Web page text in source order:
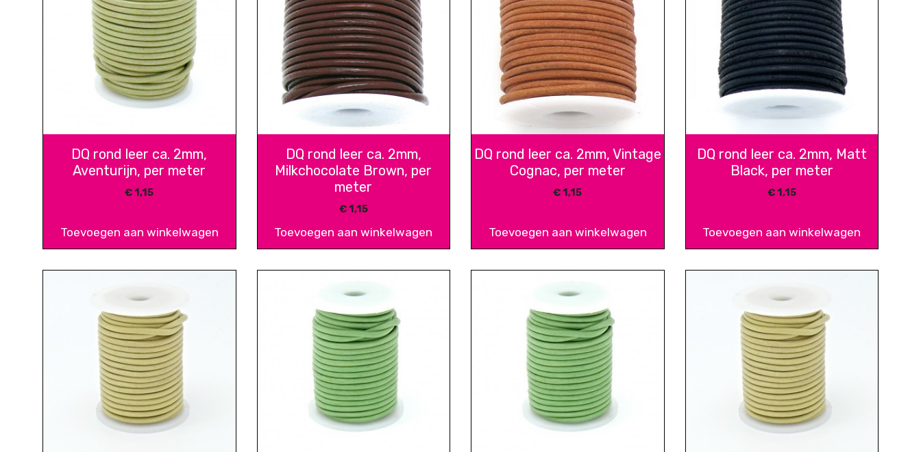
DQ rond leer ca. 2mm,
Aventurijn, per meter
€1,15
Toevoegen aan winkelwagen
DQ rond leer ca. 2mm,
Milkchocolate Brown, per
meter
€1,15
Toevoegen aan winkelwagen
DQ rond leer ca. 2mm, Vintage
Cognac, per meter
€1,15
Toevoegen aan winkelwagen
DQ rond leer ca. 2mm, Matt
Black, per meter
€1,15
Toevoegen aan winkelwagen